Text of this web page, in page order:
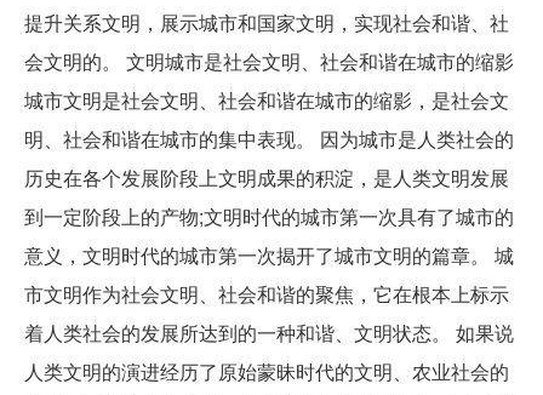
提升关系文明，展示城市和国家文明，实现社会和谐、社
会文明的。 文明城市是社会文明、社会和谐在城市的缩影
城市文明是社会文明、社会和谐在城市的缩影，是社会文
明、社会和谐在城市的集中表现。 因为城市是人类社会的
历史在各个发展阶段上文明成果的积淀，是人类文明发展
到一定阶段上的产物;文明时代的城市第一次具有了城市的
意义，文明时代的城市第一次揭开了城市文明的篇章。 城
市文明作为社会文明、社会和谐的聚焦，它在根本上标示
着人类社会的发展所达到的一种和谐、文明状态。 如果说
人类文明的演进经历了原始蒙昧时代的文明、农业社会的